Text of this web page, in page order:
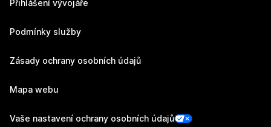
Přihlášení vývojáře
Podmínky služby
Zásady ochrany osobních údajů
Mapa webu
Vaše nastavení ochrany osobních údajů